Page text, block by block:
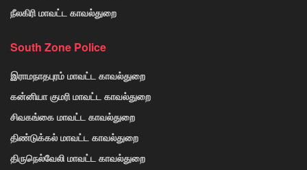
நீலகிரி மாவட்ட காவல்துறை
South Zone Police
இராமநாதபுரம் மாவட்ட காவல்துறை
கன்னியா குமரி மாவட்ட காவல்துறை
சிவகங்கை மாவட்ட காவல்துறை
திண்டுக்கல் மாவட்ட காவல்துறை
திருநெல்வேலி மாவட்ட காவல்துறை